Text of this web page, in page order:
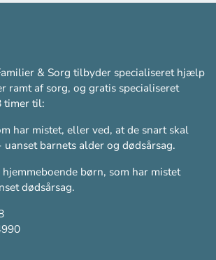
& Sorg tilbyder specialiseret hjælp
ramt af sorg, og gratis specialiseret
timer til:
har mistet, eller ved, at de snart skal
uanset barnets alder og dødsårsag.
børn, som har mistet
dødsårsag.